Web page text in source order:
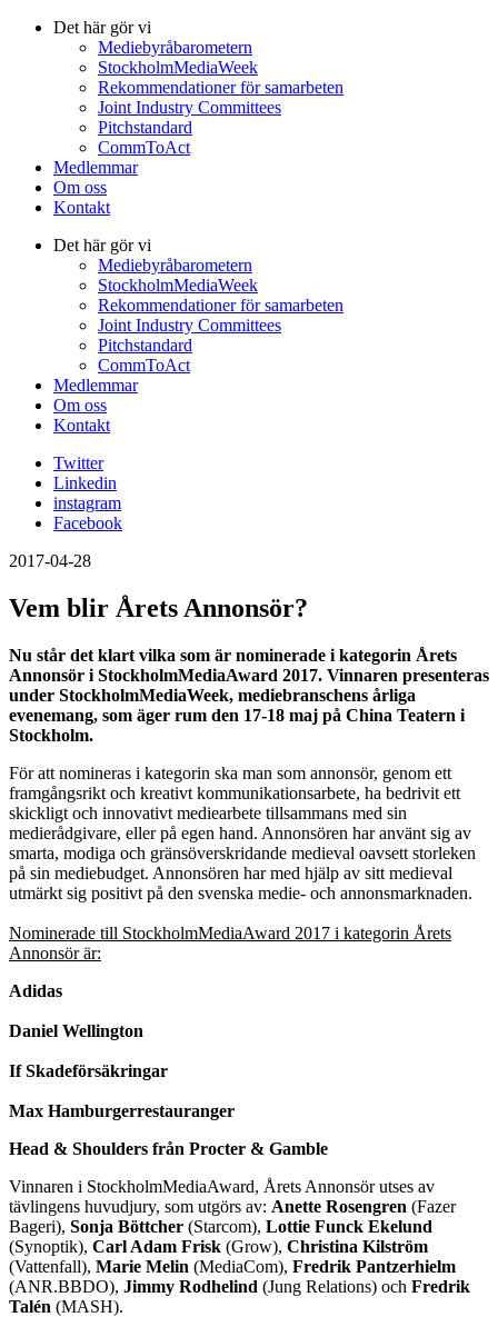
Det här gör vi
Mediebyråbarometern
StockholmMediaWeek
Rekommendationer för samarbeten
Joint Industry Committees
Pitchstandard
CommToAct
Medlemmar
Om oss
Kontakt
Det här gör vi
Mediebyråbarometern
StockholmMediaWeek
Rekommendationer för samarbeten
Joint Industry Committees
Pitchstandard
CommToAct
Medlemmar
Om oss
Kontakt
Twitter
Linkedin
instagram
Facebook
2017-04-28
Vem blir Årets Annonsör?
Nu står det klart vilka som är nominerade i kategorin Årets
Annonsör i StockholmMediaAward 2017. Vinnaren presenteras
under StockholmMediaWeek, mediebranschens årliga
evenemang, som äger rum den 17-18 maj på China Teatern i
Stockholm.
För att nomineras i kategorin ska man som annonsör, genom ett
framgångsrikt och kreativt kommunikationsarbete, ha bedrivit ett
skickligt och innovativt mediearbete tillsammans med sin
medierådgivare, eller på egen hand. Annonsören har använt sig av
smarta, modiga och gränsöverskridande medieval oavsett storleken
på sin mediebudget. Annonsören har med hjälp av sitt medieval
utmärkt sig positivt på den svenska medie- och annonsmarknaden.
Nominerade till StockholmMediaAward 2017 i kategorin Årets
Annonsör är:
Adidas
Daniel Wellington
If Skadeförsäkringar
Max Hamburgerrestauranger
Head & Shoulders från Procter & Gamble
Vinnaren i StockholmMediaAward, Årets Annonsör utses av
tävlingens huvudjury, som utgörs av: Anette Rosengren (Fazer
Bageri), Sonja Böttcher (Starcom), Lottie Funck Ekelund
(Synoptik), Carl Adam Frisk (Grow), Christina Kilström
(Vattenfall), Marie Melin (MediaCom), Fredrik Pantzerhielm
(ANR.BBDO), Jimmy Rodhelind (Jung Relations) och Fredrik
Talén (MASH).